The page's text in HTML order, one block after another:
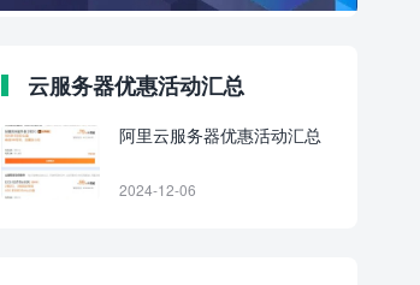
云服务器优惠活动汇总
阿里云服务器优惠活动汇总
2024-12-06